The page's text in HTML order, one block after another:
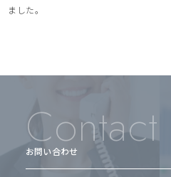
ました。
Contact
お問い合わせ